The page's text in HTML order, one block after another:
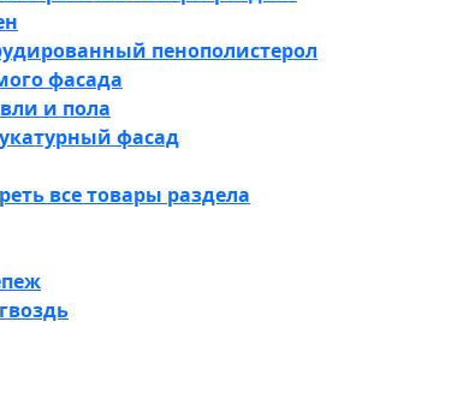
пенополистерол
фасада
и пола
фасад
все товары раздела